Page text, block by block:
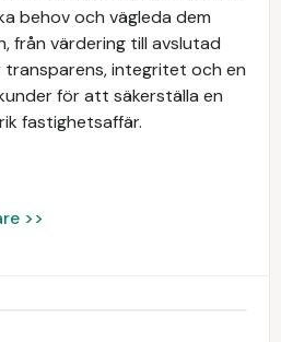
behov och vägleda dem
från värdering till avslutad
integritet och en
för att säkerställa en
fastighetsaffär.
>>